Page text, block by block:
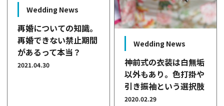
Wedding News
再婚についての知識。
再婚できない禁止期間
があるって本当？
2021.04.30
Wedding News
神前式の衣装は白無垢
以外もあり。色打掛や
引き振袖という選択肢
2020.02.29